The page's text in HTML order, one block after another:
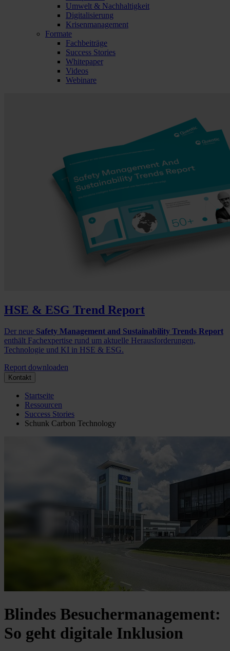
Umwelt & Nachhaltigkeit
Digitalisierung
Krisenmanagement
Formate
Fachbeiträge
Success Stories
Whitepaper
Videos
Webinare
HSE & ESG Trend Report
Der neue Safety Management and Sustainability Trends Report
enthält Fachexpertise rund um aktuelle Herausforderungen,
Technologie und KI in HSE & ESG.
Report downloaden
Kontakt
Startseite
Ressourcen
Success Stories
Schunk Carbon Technology
Blindes Besuchermanagement:
So geht digitale Inklusion